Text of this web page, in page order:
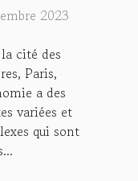
dans
2023
cité des
Paris,
a des
variées et
qui sont